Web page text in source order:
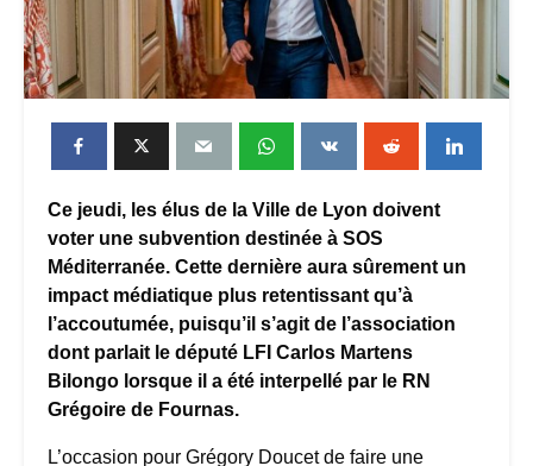
Ce jeudi, les élus de la Ville de Lyon doivent
voter une subvention destinée à SOS
Méditerranée. Cette dernière aura sûrement un
impact médiatique plus retentissant qu’à
l’accoutumée, puisqu’il s’agit de l’association
dont parlait le député LFI Carlos Martens
Bilongo lorsque il a été interpellé par le RN
Grégoire de Fournas.
L’occasion pour Grégory Doucet de faire une